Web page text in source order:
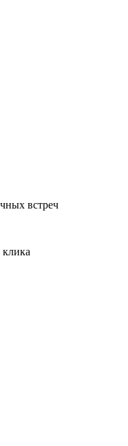
встреч
клика